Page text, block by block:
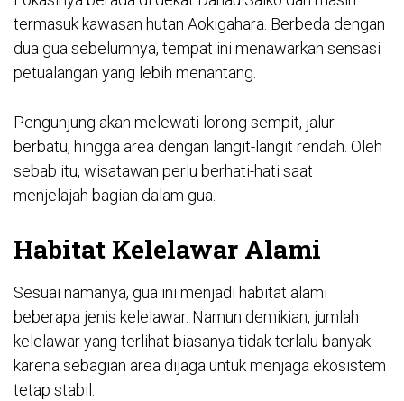
termasuk kawasan hutan Aokigahara. Berbeda dengan
dua gua sebelumnya, tempat ini menawarkan sensasi
petualangan yang lebih menantang.
Pengunjung akan melewati lorong sempit, jalur
berbatu, hingga area dengan langit-langit rendah. Oleh
sebab itu, wisatawan perlu berhati-hati saat
menjelajah bagian dalam gua.
Habitat Kelelawar Alami
Sesuai namanya, gua ini menjadi habitat alami
beberapa jenis kelelawar. Namun demikian, jumlah
kelelawar yang terlihat biasanya tidak terlalu banyak
karena sebagian area dijaga untuk menjaga ekosistem
tetap stabil.